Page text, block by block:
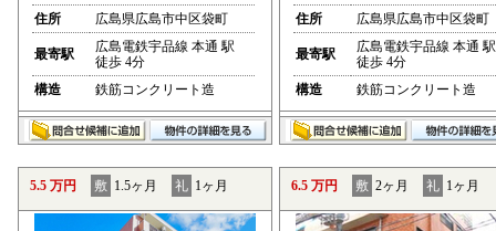
住所
広島県広島市中区袋町
最寄駅
広島電鉄宇品線 本通 駅
徒歩 4分
構造
鉄筋コンクリート造
住所
広島県広島市中区袋町
最寄駅
広島電鉄宇品線 本通 駅
徒歩 4分
構造
鉄筋コンクリート造
5.5 万円 敷 1.5ヶ月 礼 1ヶ月 6.5 万円 敷 2ヶ月 礼 1ヶ月